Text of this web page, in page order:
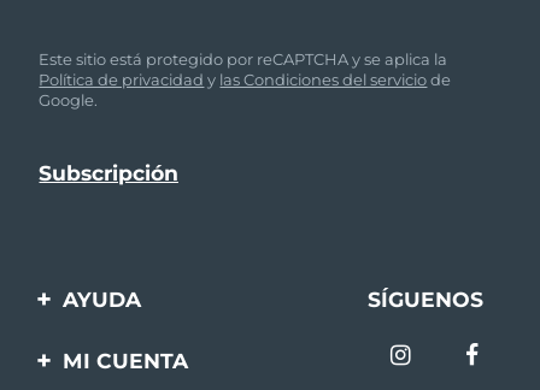
Este sitio está protegido por reCAPTCHA y se aplica la
Política de privacidad y las Condiciones del serviciode
Google.
AYUDA
Contáctanos
SÍGUENOS
MI CUENTA